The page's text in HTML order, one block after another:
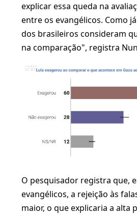
explicar essa queda na
entre os evangélicos. Como
dos brasileiros consideram
na comparação", registra
O pesquisador registra que,
evangélicos, a rejeição às
maior, o que explicaria a alta